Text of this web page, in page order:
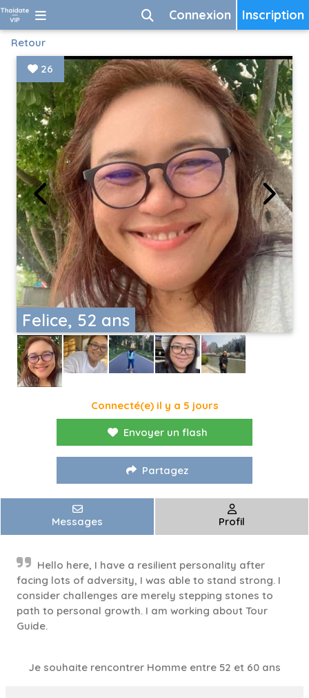
Inscription
Connexion
Retour
Felice, 52 ans
26
Connecté(e) il y a 5 jours
Envoyer un flash
Partagez
Messages Profil
Hello here, I have a resilient personality after
facing lots of adversity, I was able to stand strong. I
consider challenges are merely stepping stones to
path to personal growth. I am working about Tour
Guide.
Je souhaite rencontrer Homme entre 52 et 60 ans